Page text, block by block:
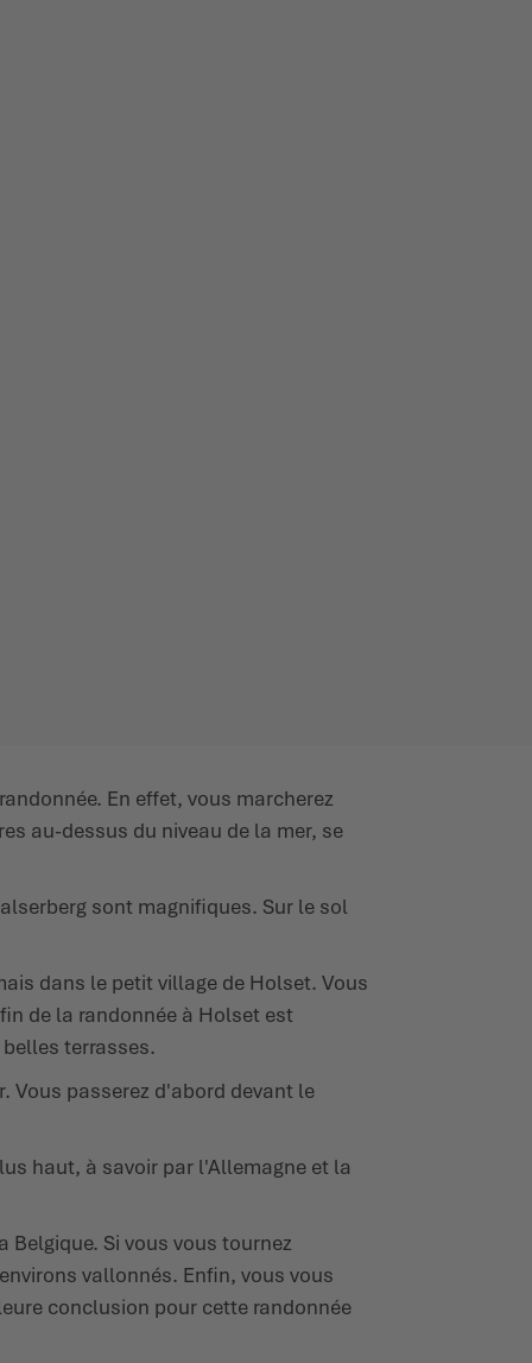
En effet, vous marcherez
au-dessus du niveau de la mer, se
sont magnifiques. Sur le sol
dans le petit village de Holset. Vous
de la randonnée à Holset est
terrasses.
Vous passerez d'abord devant le
haut, à savoir par l'Allemagne et la
Belgique. Si vous vous tournez
vallonnés. Enfin, vous vous
conclusion pour cette randonnée